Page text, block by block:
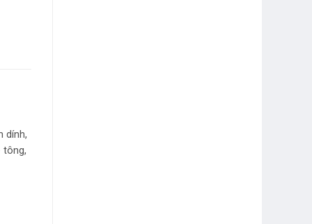
dính,
tông,